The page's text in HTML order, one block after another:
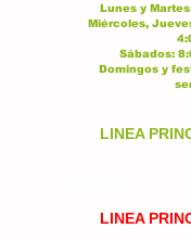
Lunes y
Miércoles,
Sábados:
Domingos y
LINEA
LINEA